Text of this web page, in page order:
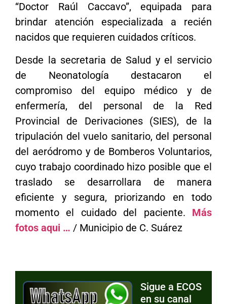
“Doctor Raúl Caccavo”, equipada para
brindar atención especializada a recién
nacidos que requieren cuidados críticos.
Desde la secretaria de Salud y el servicio
de Neonatología destacaron el
compromiso del equipo médico y de
enfermería, del personal de la Red
Provincial de Derivaciones (SIES), de la
tripulación del vuelo sanitario, del personal
del aeródromo y de Bomberos Voluntarios,
cuyo trabajo coordinado hizo posible que el
traslado se desarrollara de manera
eficiente y segura, priorizando en todo
momento el cuidado del paciente. Más
fotos aqui … / Municipio de C. Suárez
Sigue a ECOS
en su canal